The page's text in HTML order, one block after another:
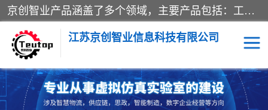
京创智业产品涵盖了多个领域，主要产品包括：工业4.0生产线解决方案，智慧物流综合实训室，教学设备与实验室建设，虚拟仿真实验室等。公司将秉持“创新、执着、诚信、共赢”的理念，以“将服务当作使命”为核心价值观，致力于为客户创造价值，与客户、合作伙伴和员工共同成长。
江苏京创智业信息科技有限公司
VR物流实训 低碳供应链